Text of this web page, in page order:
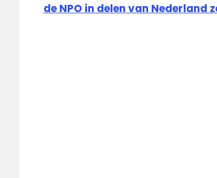
de NPO in delen van Nederland